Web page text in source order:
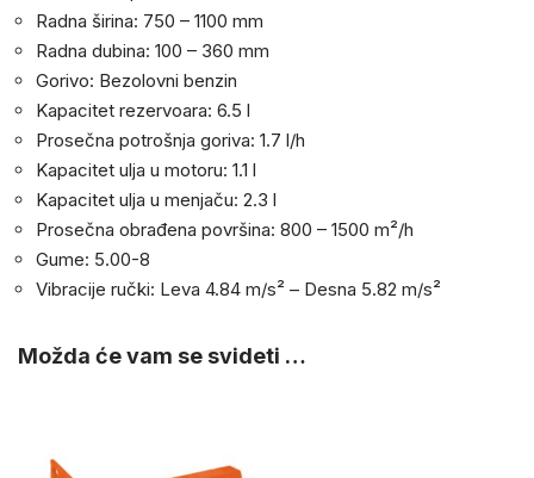
Radna širina: 750 – 1100 mm
Radna dubina: 100 – 360 mm
Gorivo: Bezolovni benzin
Kapacitet rezervoara: 6.5 l
Prosečna potrošnja goriva: 1.7 l/h
Kapacitet ulja u motoru: 1.1 l
Kapacitet ulja u menjaču: 2.3 l
Prosečna obrađena površina: 800 – 1500 m²/h
Gume: 5.00-8
Vibracije ručki: Leva 4.84 m/s² – Desna 5.82 m/s²
Možda će vam se svideti …